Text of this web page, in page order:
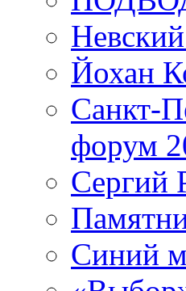
Йохан
Санкт-
форум
Сергий
Синий